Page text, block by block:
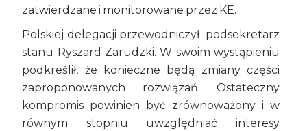
zatwierdzane i monitorowane przez KE.
Polskiej delegacji przewodniczył podsekretarz
stanu Ryszard Zarudzki. W swoim wystąpieniu
podkreślił, że konieczne będą zmiany części
zaproponowanych rozwiązań. Ostateczny
kompromis powinien być zrównoważony i w
równym stopniu uwzględniać interesy